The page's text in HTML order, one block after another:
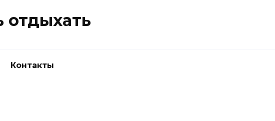
отдыхать
Контакты